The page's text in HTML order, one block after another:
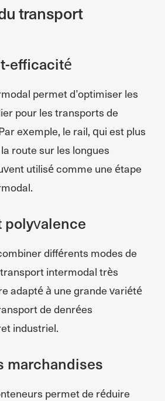
transport
efficacité
permet d’optimiser les
pour les transports de
exemple, le rail, qui est plus
route sur les longues
utilisé comme une étape
différents modes de
intermodal très
adapté à une grande variété
de denrées
industriel.
marchandises
permet de réduire